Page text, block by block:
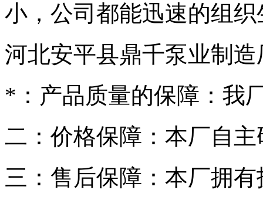
小，公司都能迅速的组
河北安平县鼎千泵业制造
*：产品质量的保障：我
二：价格保障：本厂自
三：售后保障：本厂拥